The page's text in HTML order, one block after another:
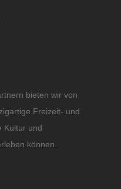
bieten wir von
Freizeit- und
Kultur und
können.